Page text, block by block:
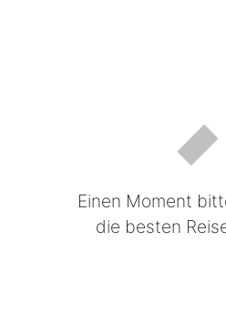
Einen Moment
die besten